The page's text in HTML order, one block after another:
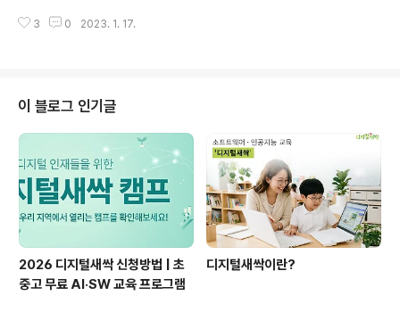
명드리겠습니다. 1. 방문형 (신청자 : 담당 교사) 방문형 캠
(신청자 : 학부모 혹은 학생) 집합형 캠프는 학생 또는 학부
모님께서 신청하여 특정 장소(대학, 집합시설 등)에 모여
진행되는 캠프로 참가가 확정된 학생들은 운영기관에서 정
한 날짜/시간/장소에 해당 캠프에 참여하게 됩니다. 3. 특
별캠프 (방문형/집합형) 특별캠프는 도서·벽지, 특수교육
대상자, 다문화 배경 학생 등 ..
3 0 2023. 1. 17.
이 블로그 인기글
2026 디지털새싹 신청방법 | 초
중고 무료 AI·SW 교육 프로그램
디지털새싹이란?